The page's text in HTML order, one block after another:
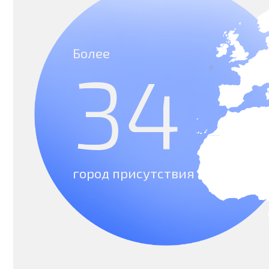
Пишите, звоните или
оставьте ваши контакты
наш специалист
свяжется с вами